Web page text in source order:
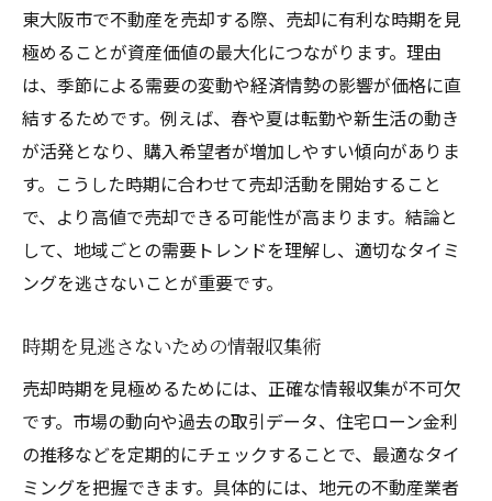
東大阪市で不動産を売却する際、売却に有利な時期を見
極めることが資産価値の最大化につながります。理由
は、季節による需要の変動や経済情勢の影響が価格に直
結するためです。例えば、春や夏は転勤や新生活の動き
が活発となり、購入希望者が増加しやすい傾向がありま
す。こうした時期に合わせて売却活動を開始すること
で、より高値で売却できる可能性が高まります。結論と
して、地域ごとの需要トレンドを理解し、適切なタイミ
ングを逃さないことが重要です。
時期を見逃さないための情報収集術
売却時期を見極めるためには、正確な情報収集が不可欠
です。市場の動向や過去の取引データ、住宅ローン金利
の推移などを定期的にチェックすることで、最適なタイ
ミングを把握できます。具体的には、地元の不動産業者